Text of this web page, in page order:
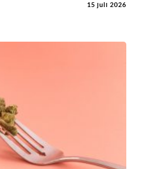
15 juli 2026